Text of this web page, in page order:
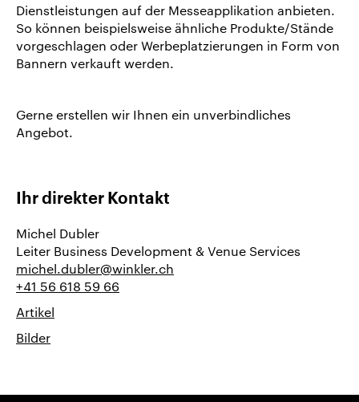
Dienstleistungen auf der Messeapplikation anbieten.
So können beispielsweise ähnliche Produkte/Stände
vorgeschlagen oder Werbeplatzierungen in Form von
Bannern verkauft werden.
Gerne erstellen wir Ihnen ein unverbindliches
Angebot.
Ihr direkter Kontakt
Michel Dubler
Leiter Business Development & Venue Services
michel.dubler@winkler.ch
+41 56 618 59 66
Artikel
Bilder